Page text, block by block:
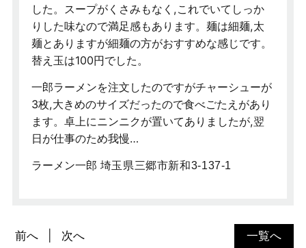
した。スープがくさみもなく,これでいてしっか
りした味なので満足感もあります。麺は細麺,太
麺とありますが細麺の方がおすすめな感じです。
替え玉は100円でした。
一郎ラーメンを注文したのですがチャーシューが
3枚,大きめのサイズだったので食べごたえがあり
ます。卓上にニンニクが置いてありましたが,翌
日が仕事のため我慢…
ラーメン一郎 埼玉県三郷市新和3-137-1
一覧へ
前へ 次へ